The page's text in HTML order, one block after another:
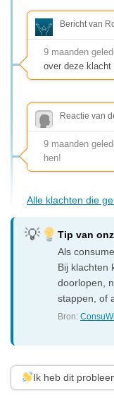
Bericht van
9 maanden
over deze klacht
Reactie van
9 maanden
hen!
Alle klachten die
Tip van
Als
Bij klachten
doorlopen,
stappen, of
Bron:
Ik heb dit